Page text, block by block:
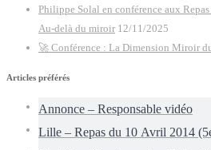
Philippe Solal en conférence aux
Au-delà du miroir 12/11/2025
🚀 Conférence : La Dimension Miroir
Articles préférés
Annonce – Responsable vidéo
Lille – Repas du 10 Avril 2014